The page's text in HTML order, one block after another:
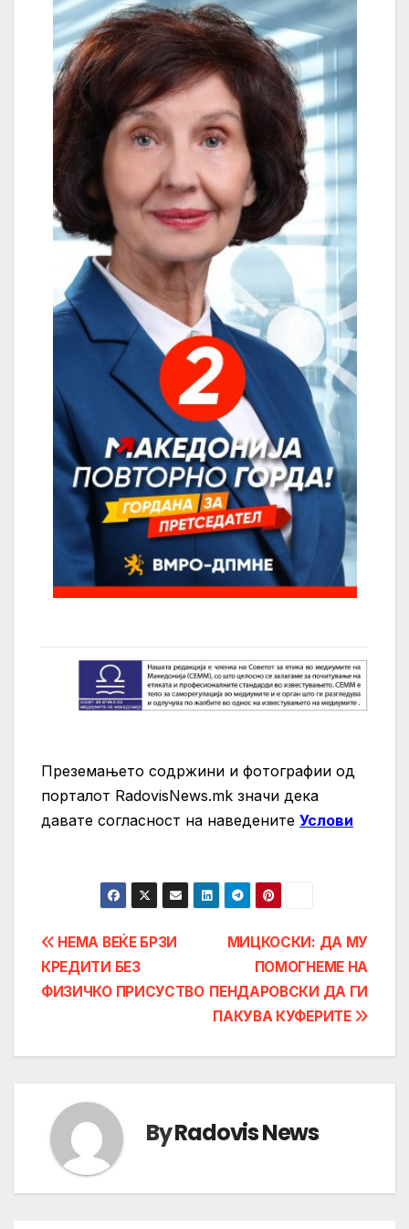
Преземањето содржини и фотографии од
порталот RadovisNews.mk значи дека
давате согласност на нaведените Услови
Post
navigation
МИЦКОСКИ: ДА МУ
ПОМОГНЕМЕ НА
ПЕНДАРОВСКИ ДА ГИ
ПАКУВА КУФЕРИТЕ
НЕМА ВЕЌЕ БРЗИ
КРЕДИТИ БЕЗ
ФИЗИЧКО ПРИСУСТВО
ByRadovis News